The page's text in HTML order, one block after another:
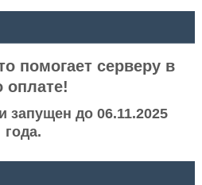
помогает серверу в
оплате!
запущен до 06.11.2025
года.